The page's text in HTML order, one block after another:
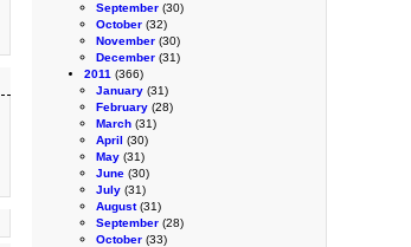
September (30)
October (32)
November (30)
December (31)
2011 (366)
January (31)
February (28)
March (31)
April (30)
May (31)
June (30)
July (31)
August(31)
September (28)
October (33)